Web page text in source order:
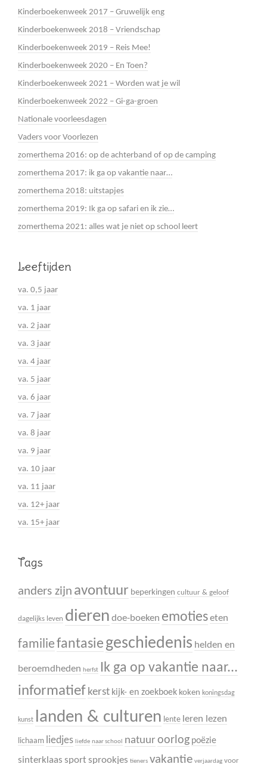
Kinderboekenweek 2017 – Gruwelijk eng
Kinderboekenweek 2018 – Vriendschap
Kinderboekenweek 2019 – Reis Mee!
Kinderboekenweek 2020 – En Toen?
Kinderboekenweek 2021 – Worden wat je wil
Kinderboekenweek 2022 – Gi-ga-groen
Nationale voorleesdagen
Vaders voor Voorlezen
zomerthema 2016: op de achterband of op de camping
zomerthema 2017: ik ga op vakantie naar…
zomerthema 2018: uitstapjes
zomerthema 2019: Ik ga op safari en ik zie…
zomerthema 2021: alles wat je niet op school leert
Leeftijden
va. 0,5 jaar
va. 1 jaar
va. 2 jaar
va. 3 jaar
va. 4 jaar
va. 5 jaar
va. 6 jaar
va. 7 jaar
va. 8 jaar
va. 9 jaar
va. 10 jaar
va. 11 jaar
va. 12+ jaar
va. 15+ jaar
Tags
anders zijn avontuur beperkingen cultuur & geloof
dagelijks leven dieren doe-boeken emotieseten
familiefantasie geschiedenis helden en
beroemdheden herfst Ik ga op vakantie naar...
informatief kerst kijk- en zoekboek koken koningsdag
kunst landen & culturen lente leren lezen
lichaam liedjes liefde naar school natuur oorlog poëzie
sinterklaas sport sprookjes tieners vakantie verjaardag voor